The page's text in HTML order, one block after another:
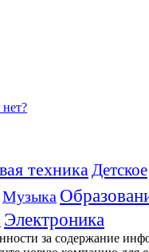
техника Детское
Музыка
Электроника
за содержание